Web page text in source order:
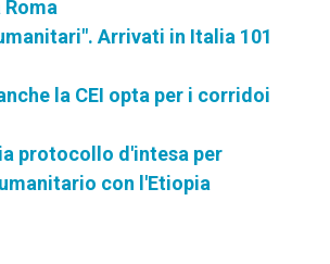
Arrivati in Italia 101
la CEI opta per i corridoi
protocollo d'intesa per
con l'Etiopia